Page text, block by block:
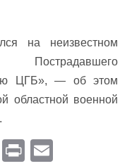
на неизвестном
ЦГБ», — об этом
областной военной
S Pr